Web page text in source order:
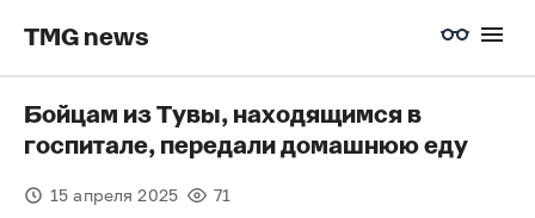
TMG news
Бойцам из Тувы, находящимся в
госпитале, передали домашнюю еду
15 апреля 2025 71